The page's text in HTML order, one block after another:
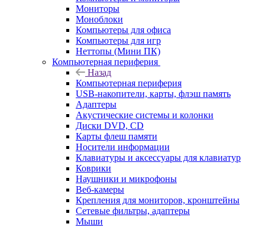
Мониторы
Моноблоки
Компьютеры для офиса
Компьютеры для игр
Неттопы (Мини ПК)
Компьютерная периферия
Назад
Компьютерная периферия
USB-накопители, карты, флэш память
Адаптеры
Акустические системы и колонки
Диски DVD, CD
Карты флеш памяти
Носители информации
Клавиатуры и аксессуары для клавиатур
Коврики
Наушники и микрофоны
Веб-камеры
Крепления для мониторов, кронштейны
Сетевые фильтры, адаптеры
Мыши